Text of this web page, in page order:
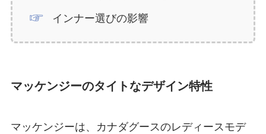
インナー選びの影響
マッケンジーのタイトなデザイン特性
マッケンジーは、カナダグースのレディースモデ